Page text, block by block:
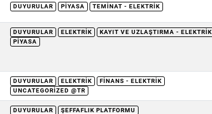
DUYURULAR PIYASA TEMINAT - ELEKTRIK
DUYURULAR ELEKTRIK
KAYIT VE UZLAŞTIRMA - ELEKTRIK
PIYASA
DUYURULAR ELEKTRIK
FINANS - ELEKTRIK
UNCATEGORIZED @TR
DUYURULAR
ŞEFFAFLIK PLATFORMU